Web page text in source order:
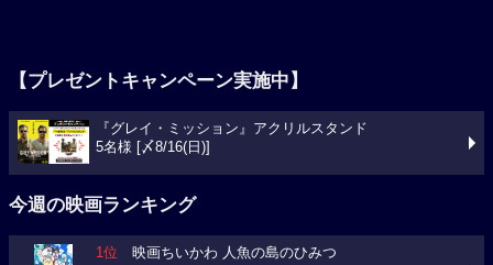
【プレゼントキャンペーン実施中】
『グレイ・ミッション』アクリルスタンド
5名様 [〆8/16(日)]
今週の映画ランキング
1位 映画ちいかわ 人魚の島のひみつ